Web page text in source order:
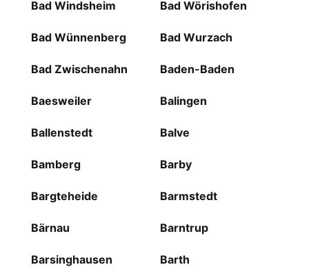
Bad Windsheim Bad Wörishofen
Bad Wünnenberg Bad Wurzach
Bad Zwischenahn Baden-Baden
Baesweiler Balingen
Ballenstedt Balve
Bamberg Barby
Bargteheide Barmstedt
Bärnau Barntrup
Barsinghausen Barth